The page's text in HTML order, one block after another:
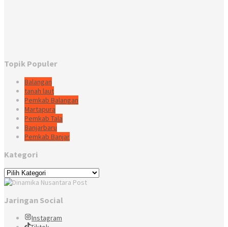
Topik Populer
Balangan
tanah laut
Pemkab Balangan
Martapura
Pemkab Tala
Banjarbaru
Pemkab Banjar
Kategori
Kategori
Jaringan Social
Instagram